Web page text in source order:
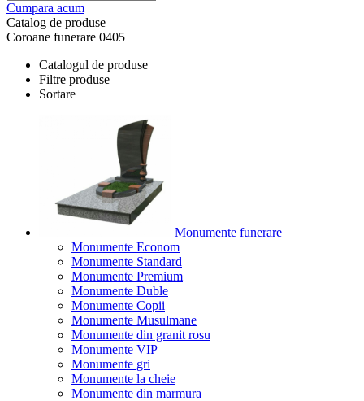
Cumpara acum
Catalog de produse
Coroane funerare 0405
Catalogul de produse
Filtre produse
Sortare
Monumente funerare
Monumente Econom
Monumente Standard
Monumente Premium
Monumente Duble
Monumente Copii
Monumente Musulmane
Monumente din granit rosu
Monumente VIP
Monumente gri
Monumente la cheie
Monumente din marmura